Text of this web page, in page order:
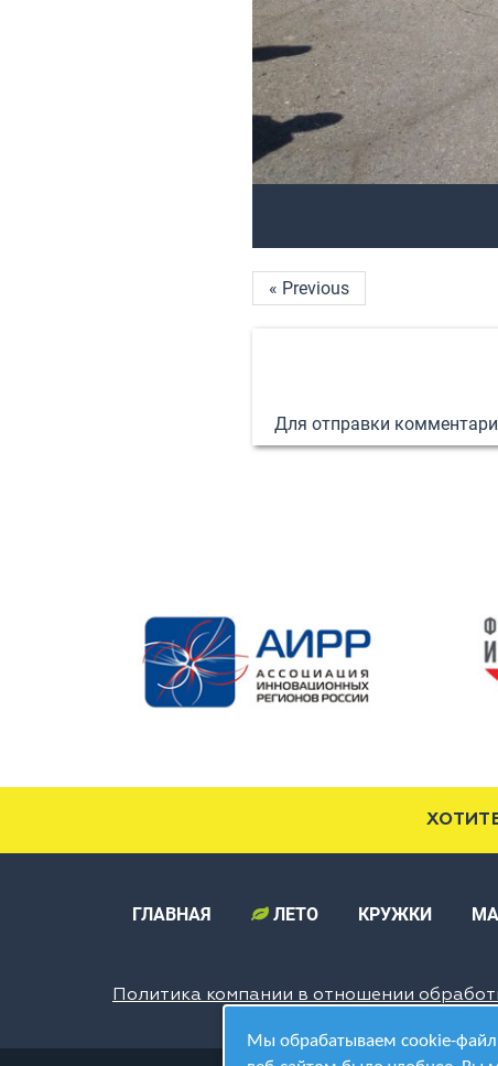
« Previous
Для отправки
ГЛАВНАЯ ЛЕТО КРУЖКИ
Политика компании в отношении
Мы обрабатываем cookie-